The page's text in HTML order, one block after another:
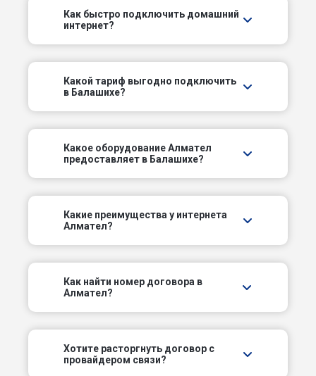
проезд Трудовых Резервов
ст Горенки
ул 40 лет Победы
ул Безменково
ул Белякова
ул Богородская
Как быстро подключить домашний
интернет?
Какой тариф выгодно подключить
в Балашихе?
Какое оборудование Алмател
предоставляет в Балашихе?
Какие преимущества у интернета
Алмател?
Как найти номер договора в
Алмател?
Хотите расторгнуть договор с
провайдером связи?